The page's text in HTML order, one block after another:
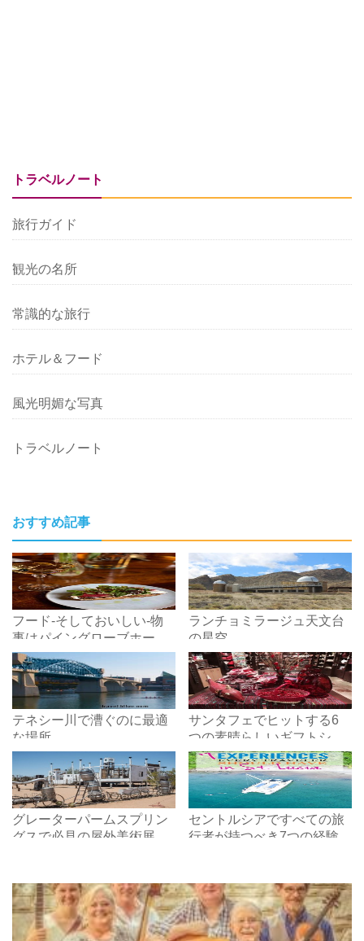
トラベルノート
旅行ガイド
観光の名所
常識的な旅行
ホテル＆フード
風光明媚な写真
トラベルノート
おすすめ記事
フード-そしておいしい-物
事はパイングローブホール
で起こっています
ランチョミラージュ天文台
の星空
テネシー川で漕ぐのに最適
な場所
サンタフェでヒットする6
つの素晴らしいギフトショ
ップ
グレーターパームスプリン
グスで必見の屋外美術展
セントルシアですべての旅
行者が持つべき7つの経験